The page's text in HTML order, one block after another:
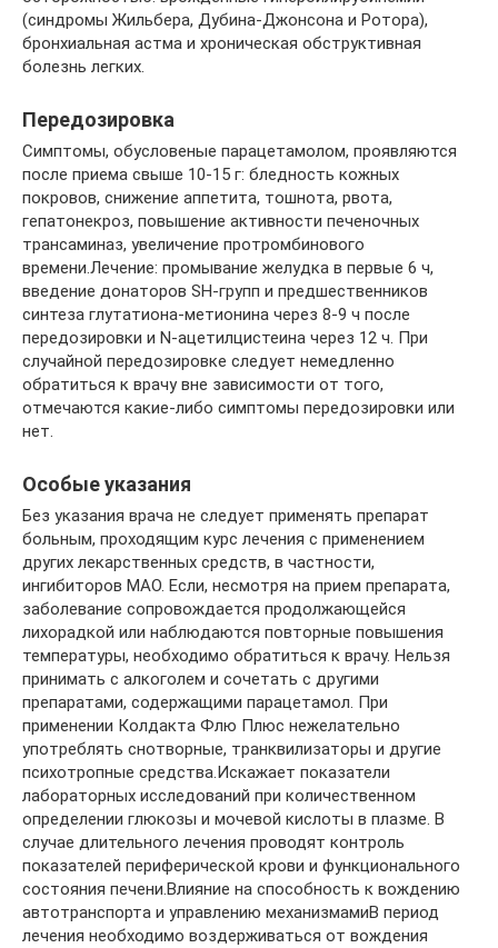
(синдромы Жильбера, Дубина-Джонсона и Ротора),
бронхиальная астма и хроническая обструктивная
болезнь легких.
Передозировка
Симптомы, обусловеные парацетамолом, проявляются
после приема свыше 10-15 г: бледность кожных
покровов, снижение аппетита, тошнота, рвота,
гепатонекроз, повышение активности печеночных
трансаминаз, увеличение протромбинового
времени.Лечение: промывание желудка в первые 6 ч,
введение донаторов SH-групп и предшественников
синтеза глутатиона-метионина через 8-9 ч после
передозировки и N-ацетилцистеина через 12 ч. При
случайной передозировке следует немедленно
обратиться к врачу вне зависимости от того,
отмечаются какие-либо симптомы передозировки или
нет.
Особые указания
Без указания врача не следует применять препарат
больным, проходящим курс лечения с применением
других лекарственных средств, в частности,
ингибиторов МАО. Если, несмотря на прием препарата,
заболевание сопровождается продолжающейся
лихорадкой или наблюдаются повторные повышения
температуры, необходимо обратиться к врачу. Нельзя
принимать с алкоголем и сочетать с другими
препаратами, содержащими парацетамол. При
применении Колдакта Флю Плюс нежелательно
употреблять снотворные, транквилизаторы и другие
психотропные средства.Искажает показатели
лабораторных исследований при количественном
определении глюкозы и мочевой кислоты в плазме. В
случае длительного лечения проводят контроль
показателей периферической крови и функционального
состояния печени.Влияние на способность к вождению
автотранспорта и управлению механизмамиВ период
лечения необходимо воздерживаться от вождения